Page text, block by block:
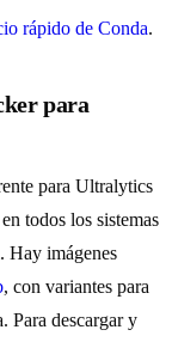
rápido de Conda.
para
para Ultralytics
todos los sistemas
Hay imágenes
, con variantes para
Para descargar y